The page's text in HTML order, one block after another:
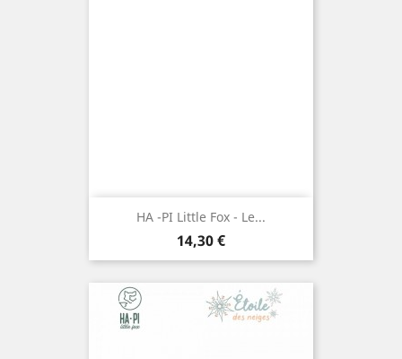
HA -PI Little Fox - Le...
Prix
14,30 €